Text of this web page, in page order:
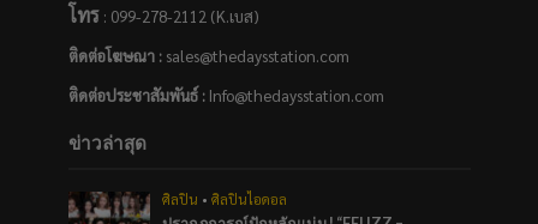
โทร: 099-278-2112 (K.เบส)
ติดต่อโฆษณา :sales@thedaysstation.com
ติดต่อประชาสัมพันธ์: Info@thedaysstation.com
ข่าวล่าสุด
ศิลปิน • ศิลปินไอดอล